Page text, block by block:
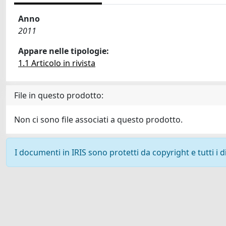
Anno
2011
Appare nelle tipologie:
1.1 Articolo in rivista
File in questo prodotto:
Non ci sono file associati a questo prodotto.
I documenti in IRIS sono protetti da copyright e tutti i